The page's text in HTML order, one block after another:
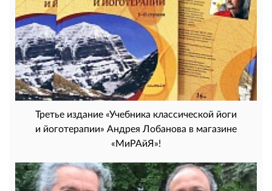
Третье издание «Учебника классической йоги
и йоготерапии» Андрея Лобанова в магазине
«МиРАйЯ»!